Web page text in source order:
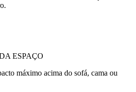
ESPAÇO
máximo acima do sofá, cama ou